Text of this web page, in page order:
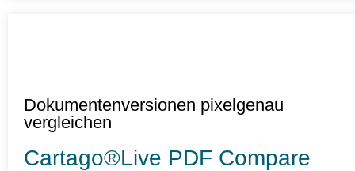
Dokumentenversionen pixelgenau
vergleichen
Cartago®Live PDF Compare